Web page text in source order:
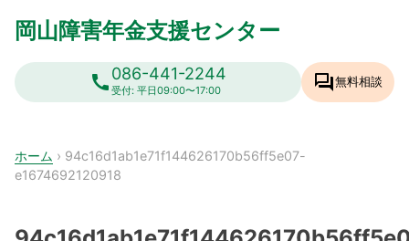
岡山障害年金支援センター
call086-441-2244
受付: 平日09:00〜17:00 forum無料相談
ホーム › 94c16d1ab1e71f144626170b56ff5e07-
e1674692120918